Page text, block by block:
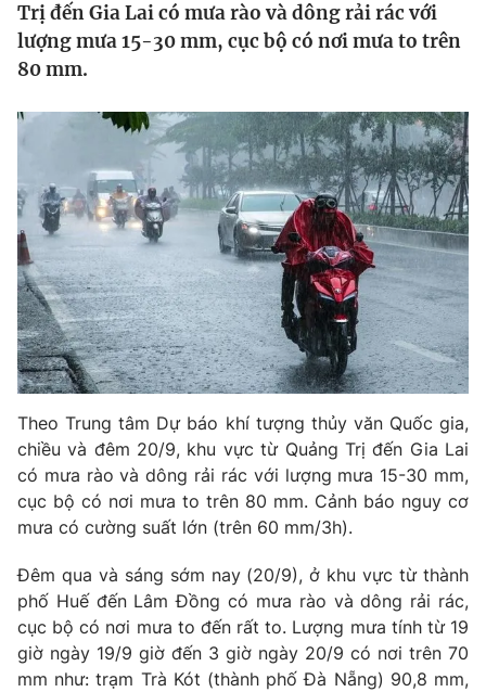
Thế giới
Tin tức
Thế giới đó đây
Câu chuyện quốc tế
Tài chính
Thị trường
Góc doanh nghiệp
Dữ liệu và đời sống
Truyền hình
Phim VTV
Hậu trường
Nhân vật
Khán giả
Giải sao mai
Giải trí
Điện ảnh
Âm nhạc
Đời sống
Du lịch
Làm đẹp
Chất lượng cuộc sống
Giáo dục
Tuyển sinh
Học trực tuyến
Công nghệ
Hitech Công nghệ tương lai
Thị trường
Tư vấn
Giao lưu trực tuyến
Lịch phát sóng
Chuyên mục khác
Trị đến Gia Lai có mưa rào và dông rải rác với
lượng mưa 15-30 mm, cục bộ có nơi mưa to trên
80 mm.
Theo Trung tâm Dự báo khí tượng thủy văn Quốc gia,
chiều và đêm 20/9, khu vực từ Quảng Trị đến Gia Lai
có mưa rào và dông rải rác với lượng mưa 15-30 mm,
cục bộ có nơi mưa to trên 80 mm. Cảnh báo nguy cơ
mưa có cường suất lớn (trên 60 mm/3h).
Đêm qua và sáng sớm nay (20/9), ở khu vực từ thành
phố Huế đến Lâm Đồng có mưa rào và dông rải rác,
cục bộ có nơi mưa to đến rất to. Lượng mưa tính từ 19
giờ ngày 19/9 giờ đến 3 giờ ngày 20/9 có nơi trên 70
mm như: trạm Trà Kót (thành phố Đà Nẵng) 90,8 mm,